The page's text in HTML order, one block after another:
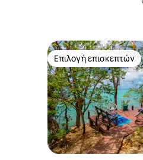
Επιλογή επισκεπτών
Επιλογή επισκεπτών